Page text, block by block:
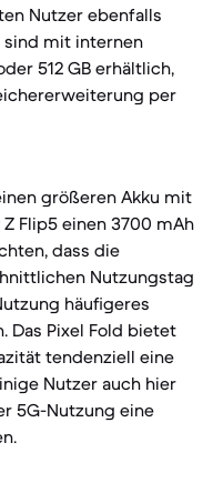
Nutzer ebenfalls
sind mit internen
512 GB erhältlich,
per
größeren Akku mit
Flip5 einen 3700 mAh
dass die
Nutzungstag
häufigeres
Das Pixel Fold bietet
tendenziell eine
Nutzer auch hier
5G-Nutzung eine